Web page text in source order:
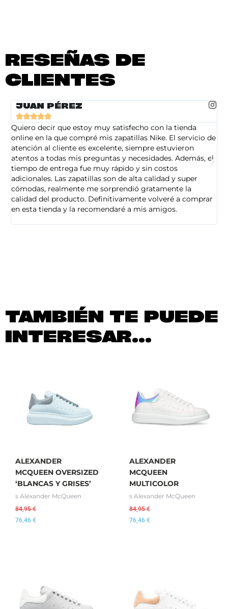
RESEÑAS DE
CLIENTES
JUAN PÉREZ

Quiero decir que estoy muy satisfecho con la tienda
online en la que compré mis zapatillas Nike. El servicio de
atención al cliente es excelente, siempre estuvieron
atentos a todas mis preguntas y necesidades. Además, el
tiempo de entrega fue muy rápido y sin costos
adicionales. Las zapatillas son de alta calidad y super
cómodas, realmente me sorprendió gratamente la
calidad del producto. Definitivamente volveré a comprar
en esta tienda y la recomendaré a mis amigos.
TAMBIÉN TE PUEDE
INTERESAR...
ALEXANDER
MCQUEEN OVERSIZED
‘BLANCAS Y GRISES’
s Alexander McQueen
84,95€
76,46 €
ALEXANDER
MCQUEEN
MULTICOLOR
s Alexander McQueen
84,95€
76,46 €